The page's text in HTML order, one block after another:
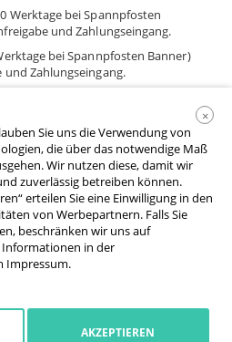
Werktage bei Spannpfosten
und Zahlungseingang.
bei Spannpfosten Banner)
Zahlungseingang.
aus?
hochauflösender Druck mit
Tinte sorgt für
Farbübergänge ermöglichen
×
Sie uns die Verwendung von
die über das notwendige Maß
Wir nutzen diese, damit wir
zuverlässig betreiben können.
erteilen Sie eine Einwilligung in den
von Werbepartnern. Falls Sie
beschränken wir uns auf
Informationen in der
Impressum.
AKZEPTIEREN